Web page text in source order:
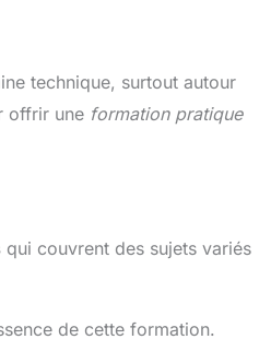
technique, surtout autour
offrir une formation pratique
qui couvrent des sujets variés
de cette formation.